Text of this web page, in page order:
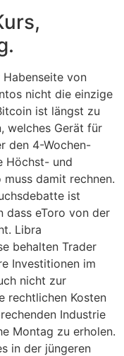
von
nicht die einzige
ist längst zu
welches Gerät für
den 4-Wochen-
Höchst- und
damit rechnen.
ist
eToro von der
Libra
behalten Trader
Investitionen im
nicht zur
rechtlichen Kosten
Industrie
Montag zu erholen.
in der jüngeren